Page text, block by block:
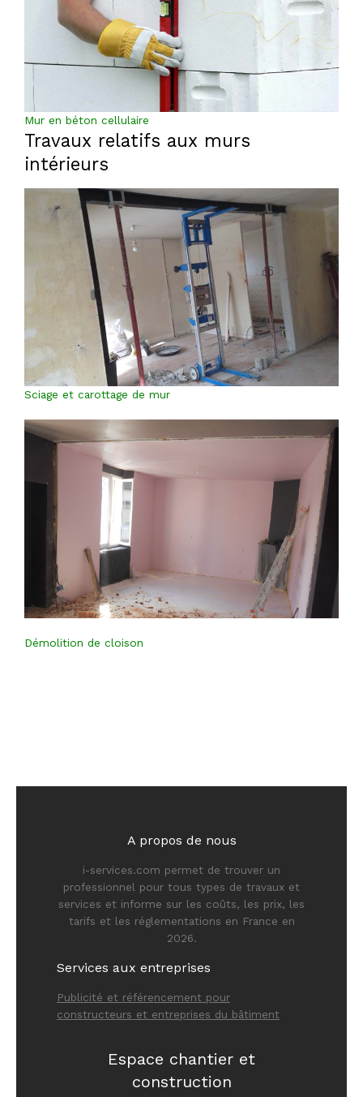
Mur en béton cellulaire
Travaux relatifs aux murs
intérieurs
Sciage et carottage de mur
Démolition de cloison
A propos de nous
i-services.com permet de trouver un
professionnel pour tous types de travaux et
services et informe sur les coûts, les prix, les
tarifs et les réglementations en France en
2026.
Services aux entreprises
Publicité et référencement pour
constructeurs et entreprises du bâtiment
Espace chantier et
construction